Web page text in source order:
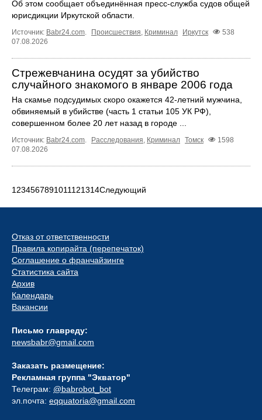
Об этом сообщает объединённая пресс‑служба судов общей
юрисдикции Иркутской области.
Источник: Babr24.com. Происшествия, Криминал Иркутск
538
07.08.2026
Стрежевчанина осудят за убийство
случайного знакомого в январе 2006 года
На скамье подсудимых скоро окажется 42-летний мужчина,
обвиняемый в убийстве (часть 1 статьи 105 УК РФ),
совершенном более 20 лет назад в городе ...
Источник: Babr24.com. Расследования, Криминал Томск
1598
07.08.2026
1234567891011121314Следующий
Отказ от ответственности
Правила копирайта (перепечаток)
Соглашение о франчайзинге
Статистика сайта
Архив
Календарь
Вакансии
Письмо главреду:
newsbabr@gmail.com
Заказать размещение:
Рекламная группа "Экватор"
Телеграм: @babrobot_bot
эл.почта: eqquatoria@gmail.com